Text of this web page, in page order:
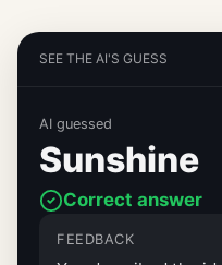
SEE THE AI'S GUESS
AI guessed
Sunshine
Correct answer
FEEDBACK